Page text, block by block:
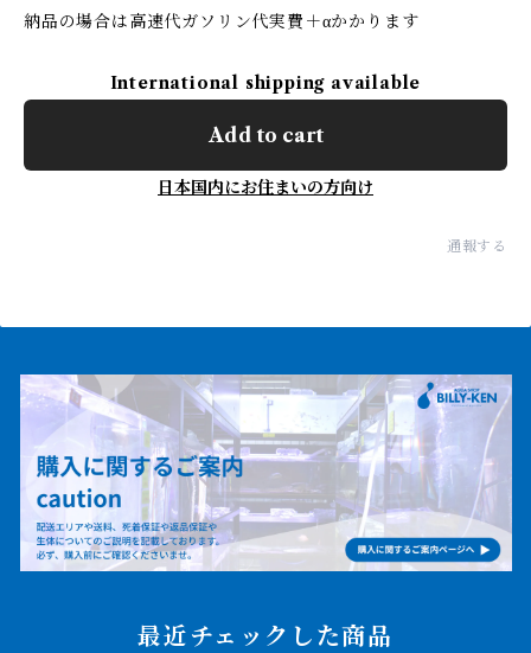
納品の場合は高速代ガソリン代実費＋αかかります
International shipping available
Add to cart
日本国内にお住まいの方向け
通報する
最近チェックした商品